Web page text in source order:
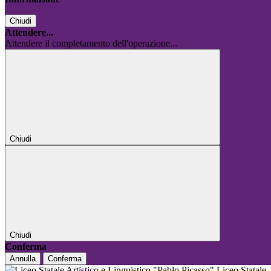
Chiudi
Attendere...
Attendere il completamento dell'operazione...
Chiudi
Chiudi
Conferma
Annulla Conferma